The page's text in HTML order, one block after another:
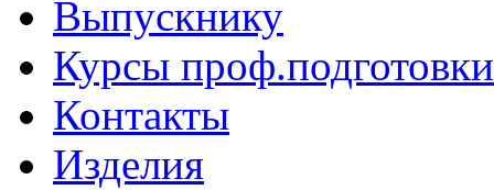
Выпускнику
Курсы проф.подготовки
Контакты
Изделия